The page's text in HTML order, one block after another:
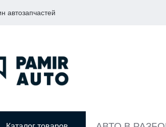
автозапчастей